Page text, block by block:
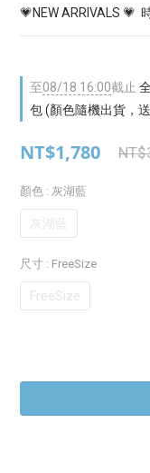
💗NEW ARRIVALS 💗
至08/18 16:00截止
包 (顏色隨機出貨，
NT$1,780
顏色 : 灰湖藍
灰湖藍
尺寸 : FreeSize
FreeSize